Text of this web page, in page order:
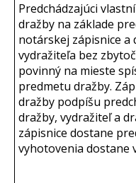
Predchádzajúci
dražby na základe
notárskej zápisnice
vydražiteľa bez
povinný na mieste
predmetu dražby.
dražby podpíšu
dražby, vydražiteľ a
zápisnice dostane
vyhotovenia dostane